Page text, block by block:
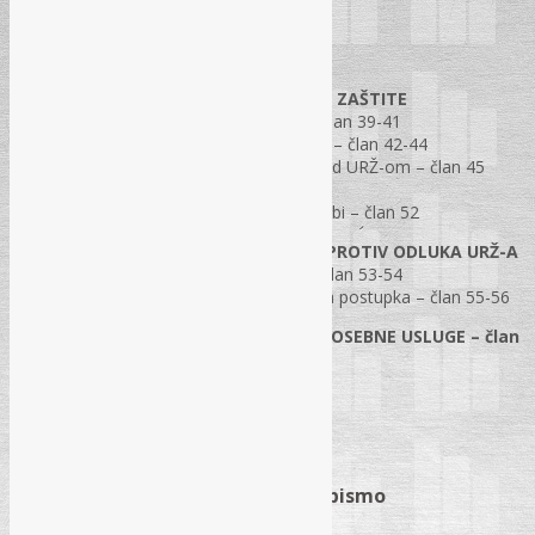
POGLAVLJE I. POSTUPAK PRAVNE ZAŠTITE
Odjeljak A. Opće odredbe – član 39-41
Odjeljak B. Izjavljivanje žalbe – član 42-44
Odjeljak C. Pravna zaštita pred URŽ-om – član 45
Odjeljak D. Žalba – član 46-51
Odjeljak E. Odlučivanje po žalbi – član 52
POGLAVLJE II. PRAVNA ZAŠTITA PROTIV ODLUKA URŽ-A
Odjeljak A. Sudska zaštita – član 53-54
Odjeljak C. Naknada troškova postupka – član 55-56
ANEKS II – DRUŠTVENE I DRUGE POSEBNE USLUGE – član
B5 format, tvrdi povez, latinično pismo